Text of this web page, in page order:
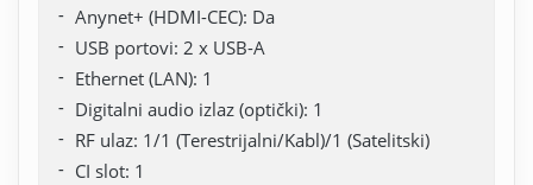
Anynet+ (HDMI-CEC): Da
USB portovi: 2 x USB-A
Ethernet (LAN): 1
Digitalni audio izlaz (optički): 1
RF ulaz: 1/1 (Terestrijalni/Kabl)/1 (Satelitski)
CI slot: 1